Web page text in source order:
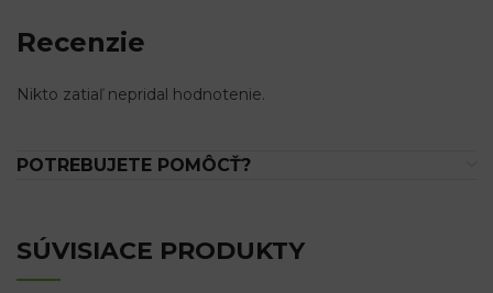
Recenzie
Nikto zatiaľ nepridal hodnotenie.
POTREBUJETE POMÔCŤ?
SÚVISIACE PRODUKTY